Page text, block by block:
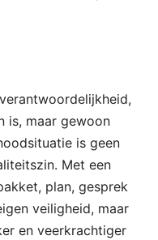
is, maar gewoon
is geen
Met een
plan, gesprek
veiligheid, maar
en veerkrachtiger